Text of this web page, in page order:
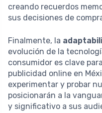
creando recuerdos
sus decisiones de
Finalmente, la
evolución de la
consumidor es clave
publicidad online en
experimentar y probar
posicionarán a la
y significativo a sus